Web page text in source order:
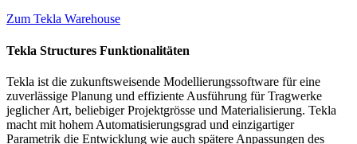
Zum Tekla Warehouse
Tekla Structures Funktionalitäten
Tekla ist die zukunftsweisende Modellierungssoftware für eine
zuverlässige Planung und effiziente Ausführung für Tragwerke
jeglicher Art, beliebiger Projektgrösse und Materialisierung. Tekla
macht mit hohem Automatisierungsgrad und einzigartiger
Parametrik die Entwicklung wie auch spätere Anpassungen des